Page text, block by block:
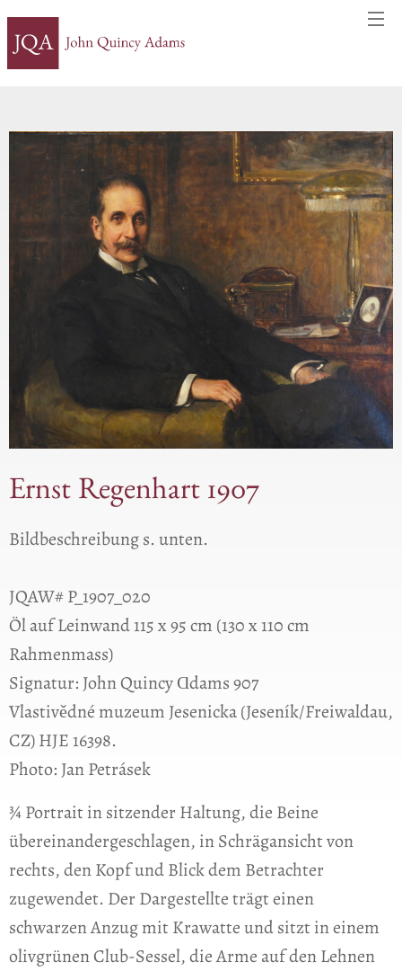
Ernst Regenhart 1907
Bildbeschreibung s. unten.
JQAW# P_1907_020
Öl auf Leinwand 115 x 95 cm (130 x 110 cm
Rahmenmass)
Signatur: John Quincy Ɑdams 907
Vlastivědné muzeum Jesenicka (Jeseník/Freiwaldau,
CZ) HJE 16398.
Photo: Jan Petrásek
¾ Portrait in sitzender Haltung, die Beine
übereinandergeschlagen, in Schrägansicht von
rechts, den Kopf und Blick dem Betrachter
zugewendet. Der Dargestellte trägt einen
schwarzen Anzug mit Krawatte und sitzt in einem
olivgrünen Club-Sessel, die Arme auf den Lehnen